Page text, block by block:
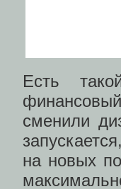
Есть
сменили
на новых